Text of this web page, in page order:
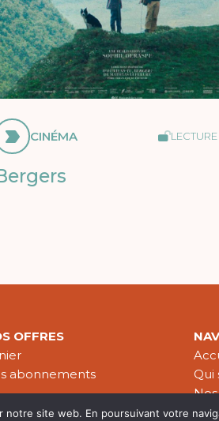
CINÉMA
OFFRES
abonnements
Qui
site web. En poursuivant votre